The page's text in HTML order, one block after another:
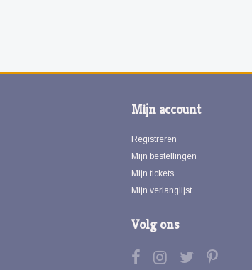
Mijn account
Registreren
Mijn bestellingen
Mijn tickets
Mijn verlanglijst
Volg ons